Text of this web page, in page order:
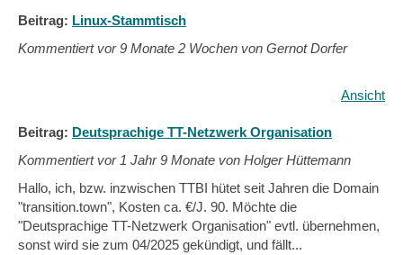
Beitrag: Linux-Stammtisch
Kommentiert vor9 Monate 2 Wochen von Gernot Dorfer
Ansicht
Beitrag: Deutsprachige TT-Netzwerk Organisation
Kommentiert vor 1 Jahr 9 Monate von Holger Hüttemann
Hallo, ich, bzw. inzwischen TTBI hütet seit Jahren die Domain
"transition.town", Kosten ca. €/J. 90. Möchte die
"Deutsprachige TT-Netzwerk Organisation" evtl. übernehmen,
sonst wird sie zum 04/2025 gekündigt, und fällt...